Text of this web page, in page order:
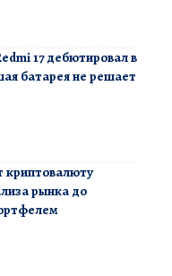
17 дебютировал в
батарея не решает
криптовалюту
рынка до